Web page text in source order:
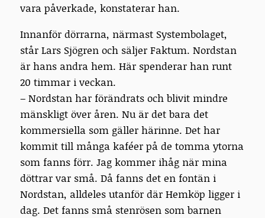
vara påverkade, konstaterar han.
Innanför dörrarna, närmast Systembolaget,
står Lars Sjögren och säljer Faktum. Nordstan
är hans andra hem. Här spenderar han runt
20 timmar i veckan.
– Nordstan har förändrats och blivit mindre
mänskligt över åren. Nu är det bara det
kommersiella som gäller härinne. Det har
kommit till många kaféer på de tomma ytorna
som fanns förr. Jag kommer ihåg när mina
döttrar var små. Då fanns det en fontän i
Nordstan, alldeles utanför där Hemköp ligger i
dag. Det fanns små stenrösen som barnen